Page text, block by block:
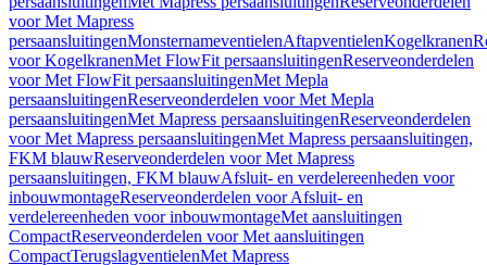
voor Met Mapress
persaansluitingenMonsternameventielenAftapventielenKogelkranen
voor KogelkranenMet FlowFit persaansluitingenReserveonderdelen
voor Met FlowFit persaansluitingenMet Mepla
persaansluitingenReserveonderdelen voor Met Mepla
persaansluitingenMet Mapress persaansluitingenReserveonderdelen
voor Met Mapress persaansluitingenMet Mapress persaansluitingen,
FKM blauwReserveonderdelen voor Met Mapress
persaansluitingen, FKM blauwAfsluit- en verdelereenheden voor
inbouwmontageReserveonderdelen voor Afsluit- en
verdelereenheden voor inbouwmontageMet aansluitingen
CompactReserveonderdelen voor Met aansluitingen
CompactTerugslagventielenMet Mapress